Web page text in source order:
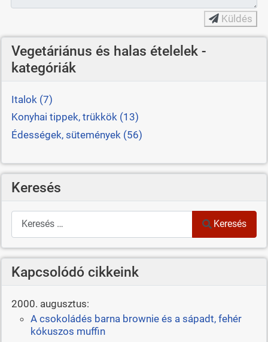
Küldés
Vegetáriánus és halas ételelek -
kategóriák
Italok (7)
Konyhai tippek, trükkök (13)
Édességek, sütemények (56)
Keresés
Keresés
Keresés
Kapcsolódó cikkeink
2000. augusztus:
A csokoládés barna brownie és a sápadt, fehér
kókuszos muffin